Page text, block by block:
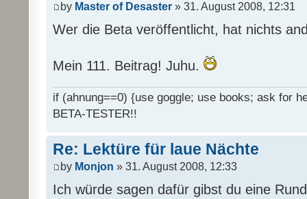
by Master of Desaster » 31. August 2008, 12:31
Wer die Beta veröffentlicht, hat nichts
Mein 111. Beitrag! Juhu.
if (ahnung==0) {use goggle; use books; ask for
BETA-TESTER!!
Re: Lektüre für laue Nächte
by Monjon » 31. August 2008, 12:33
Ich würde sagen dafür gibst du eine